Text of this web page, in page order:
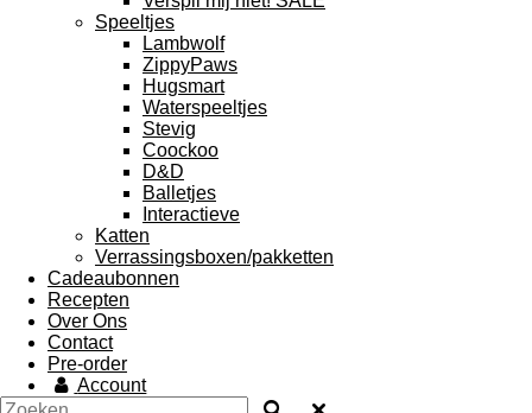
Speeltjes
Lambwolf
ZippyPaws
Hugsmart
Waterspeeltjes
Stevig
Coockoo
D&D
Balletjes
Interactieve
Katten
Verrassingsboxen/pakketten
Cadeaubonnen
Recepten
Over Ons
Contact
Pre-order
Account